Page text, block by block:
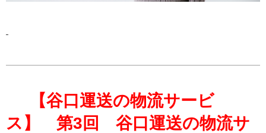
【谷口運送の物流サービ
ス】 第3回 谷口運送の物流サ